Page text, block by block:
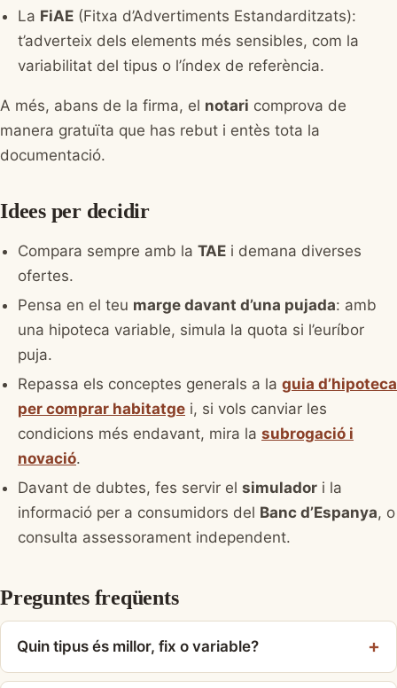
La FiAE (Fitxa d’Advertiments Estandarditzats):
t’adverteix dels elements més sensibles, com la
variabilitat del tipus o l’índex de referència.
A més, abans de la firma, el notari comprova de
manera gratuïta que has rebut i entès tota la
documentació.
Idees per decidir
Compara sempre amb la TAE i demana diverses
ofertes.
Pensa en el teu marge davant d’una pujada: amb
una hipoteca variable, simula la quota si l’euríbor
puja.
Repassa els conceptes generals a la guia d’hipoteca
per comprar habitatge i, si vols canviar les
condicions més endavant, mira la subrogació i
novació.
Davant de dubtes, fes servir el simulador i la
informació per a consumidors del Banc d’Espanya, o
consulta assessorament independent.
Preguntes freqüents
Quin tipus és millor, fix o variable?